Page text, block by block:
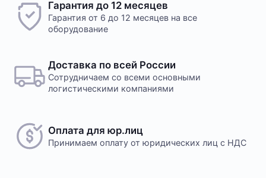
Гарантия до 12 месяцев
Гарантия от 6 до 12 месяцев на все
оборудование
Доставка по всей России
Сотрудничаем со всеми основными
логистическими компаниями
Оплата для юр.лиц
Принимаем оплату от юридических лиц с НДС